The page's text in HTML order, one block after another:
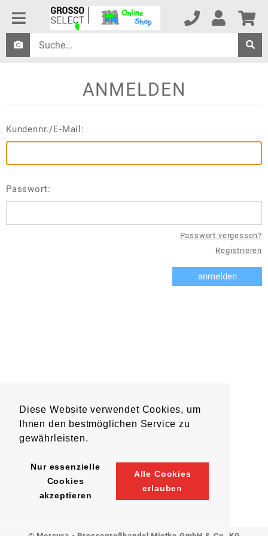
Diese Website verwendet Cookies, um
Ihnen den bestmöglichen Service zu
gewährleisten.
Nur essenzielle
Cookies
akzeptieren
Alle Cookies
erlauben
ANMELDEN
Kundennr./E-Mail:
Passwort:
Passwort vergessen?
Registrieren
anmelden